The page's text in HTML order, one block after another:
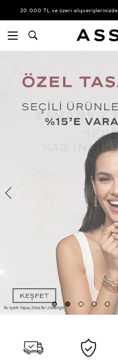
20.000 TL ve üzeri alışverişlerinizde